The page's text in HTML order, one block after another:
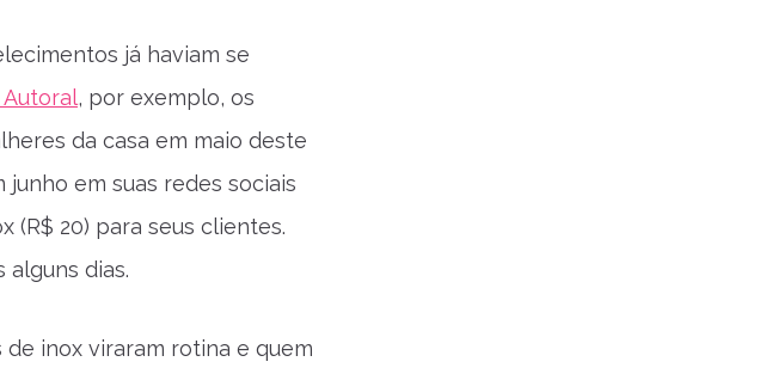
já haviam se
Autoral, por exemplo, os
da casa em maio deste
junho em suas redes sociais
(R$ 20) para seus clientes.
alguns dias.
de inox viraram rotina e quem